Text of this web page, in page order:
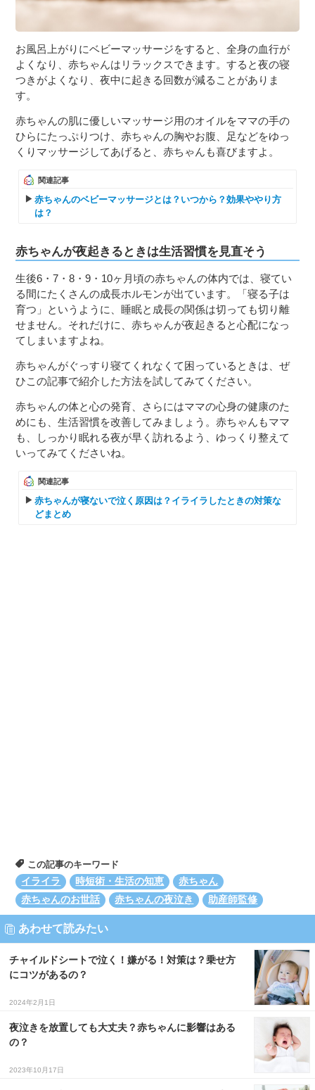
お風呂上がりにベビーマッサージをすると、全身の血行が
よくなり、赤ちゃんはリラックスできます。すると夜の寝
つきがよくなり、夜中に起きる回数が減ることがありま
す。
赤ちゃんの肌に優しいマッサージ用のオイルをママの手の
ひらにたっぷりつけ、赤ちゃんの胸やお腹、足などをゆっ
くりマッサージしてあげると、赤ちゃんも喜びますよ。
関連記事
赤ちゃんのベビーマッサージとは？いつから？効果ややり方
は？
赤ちゃんが夜起きるときは生活習慣を見直そう
生後6・7・8・9・10ヶ月頃の赤ちゃんの体内では、寝てい
る間にたくさんの成長ホルモンが出ています。「寝る子は
育つ」というように、睡眠と成長の関係は切っても切り離
せません。それだけに、赤ちゃんが夜起きると心配になっ
てしまいますよね。
赤ちゃんがぐっすり寝てくれなくて困っているときは、ぜ
ひこの記事で紹介した方法を試してみてください。
赤ちゃんの体と心の発育、さらにはママの心身の健康のた
めにも、生活習慣を改善してみましょう。赤ちゃんもママ
も、しっかり眠れる夜が早く訪れるよう、ゆっくり整えて
いってみてくださいね。
関連記事
赤ちゃんが寝ないで泣く原因は？イライラしたときの対策な
どまとめ
この記事のキーワード
イライラ
時短術・生活の知恵
赤ちゃん
赤ちゃんのお世話
赤ちゃんの夜泣き 助産師監修
あわせて読みたい
チャイルドシートで泣く！嫌がる！対策は？乗せ方
にコツがあるの？
2024年2月1日
夜泣きを放置しても大丈夫？赤ちゃんに影響はある
の？
2023年10月17日